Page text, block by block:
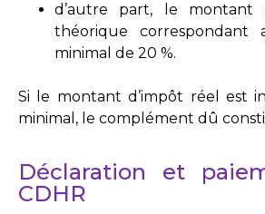
d’autre part, le montant
théorique
minimal de 20 %.
Si le montant d’impôt réel est
minimal, le complément dû
Déclaration et
CDHR